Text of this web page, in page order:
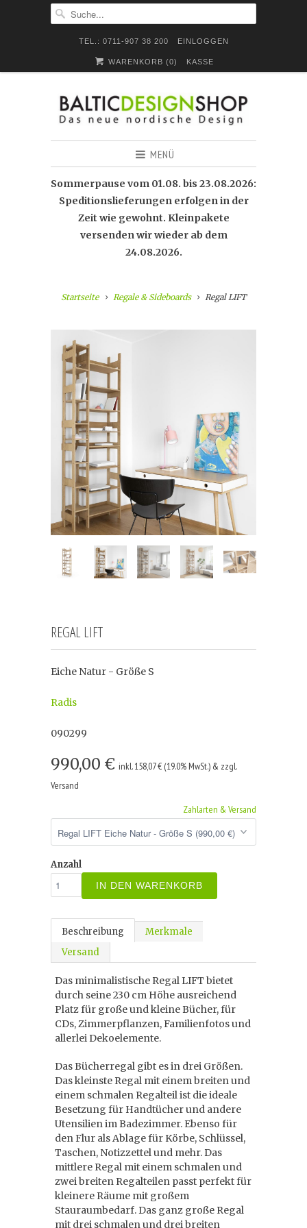
TEL.: 0711-907 38 200 EINLOGGEN
WARENKORB (0) KASSE
MENÜ
Sommerpause vom 01.08. bis 23.08.2026:
Speditionslieferungen erfolgen in der
Zeit wie gewohnt. Kleinpakete
versenden wir wieder ab dem
24.08.2026.
Startseite Regale & Sideboards Regal LIFT
REGAL LIFT
Eiche Natur - Größe S
Radis
090299
990,00 € inkl. 158,07 € (19.0% MwSt.) & zzgl.
Versand
Zahlarten & Versand
Anzahl
IN DEN WARENKORB
Beschreibung
Merkmale
Versand
Das minimalistische Regal LIFT bietet
durch seine 230 cm Höhe ausreichend
Platz für große und kleine Bücher, für
CDs, Zimmerpflanzen, Familienfotos und
allerlei Dekoelemente.
Das Bücherregal gibt es in drei Größen.
Das kleinste Regal mit einem breiten und
einem schmalen Regalteil ist die ideale
Besetzung für Handtücher und andere
Utensilien im Badezimmer. Ebenso für
den Flur als Ablage für Körbe, Schlüssel,
Taschen, Notizzettel und mehr. Das
mittlere Regal mit einem schmalen und
zwei breiten Regalteilen passt perfekt für
kleinere Räume mit großem
Stauraumbedarf. Das ganz große Regal
mit drei schmalen und drei breiten